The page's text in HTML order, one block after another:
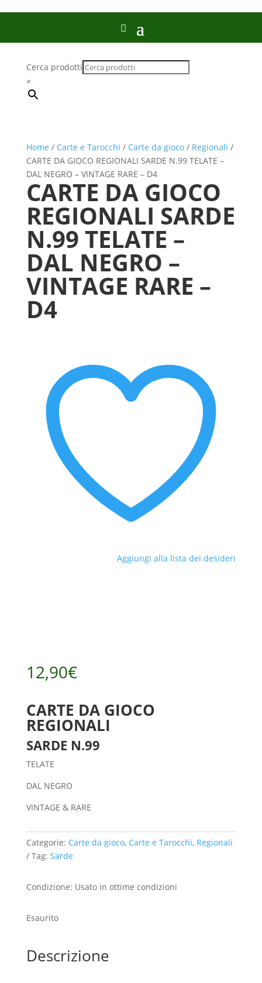
Cerca prodotti
×
Home / Carte e Tarocchi / Carte da gioco/ Regionali /
CARTE DA GIOCO REGIONALI SARDE N.99 TELATE –
DAL NEGRO – VINTAGE RARE – D4
CARTE DA GIOCO
REGIONALI SARDE
N.99 TELATE –
DAL NEGRO –
VINTAGE RARE –
D4
Aggiungi alla lista dei desideri
12,90€
CARTE DA GIOCO
REGIONALI
SARDE N.99
TELATE
DAL NEGRO
VINTAGE & RARE
Categorie: Carte da gioco, Carte e Tarocchi, Regionali
Tag: Sarde
Condizione: Usato in ottime condizioni
Esaurito
Descrizione